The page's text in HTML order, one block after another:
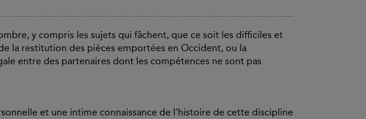
y compris les sujets qui fâchent, que ce soit les difficiles et
la restitution des pièces emportées en Occident, ou la
entre des partenaires dont les compétences ne sont pas
et une intime connaissance de l'histoire de cette discipline